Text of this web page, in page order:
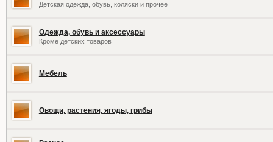
Детская одежда, обувь, коляски и прочее
Одежда, обувь и аксессуары
Кроме детских товаров
Мебель
Овощи, растения, ягоды, грибы